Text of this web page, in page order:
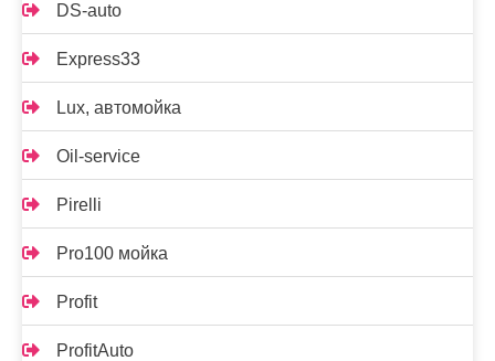
DS-auto
Express33
Lux, автомойка
Oil-service
Pirelli
Pro100 мойка
Profit
ProfitAuto